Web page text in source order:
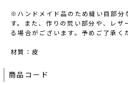
※ハンドメイド品のため縫い目部分
す。また、作りの荒い部分や、レザ
る場合がございます。予めご了承く
材質：皮
商品コード